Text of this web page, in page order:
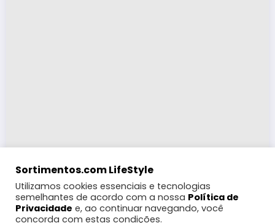
Sortimentos.com LifeStyle
Utilizamos cookies essenciais e tecnologias
semelhantes de acordo com a nossa Política de
Privacidade e, ao continuar navegando, você
concorda com estas condições.